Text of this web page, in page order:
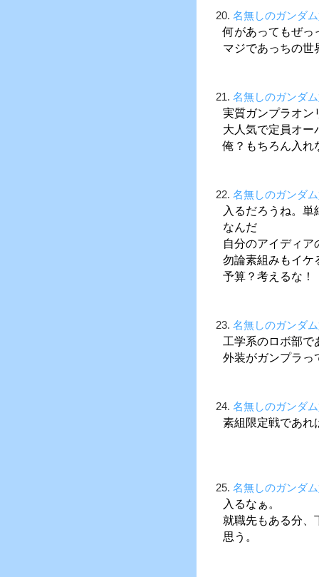
20. 名無しのガンダ
何があってもぜっ
マジであっちの
21. 名無しのガンダ
実質ガンプラオン
大人気で定員オー
俺？もちろん入れ
22. 名無しのガンダ
入るだろうね。
なんだ
自分のアイディ
勿論素組みもイケ
予算？考えるな！
23. 名無しのガンダ
工学系のロボ部で
外装がガンプラっ
24. 名無しのガンダ
素組限定戦であれ
25. 名無しのガンダ
入るなぁ。
就職先もある分、
思う。